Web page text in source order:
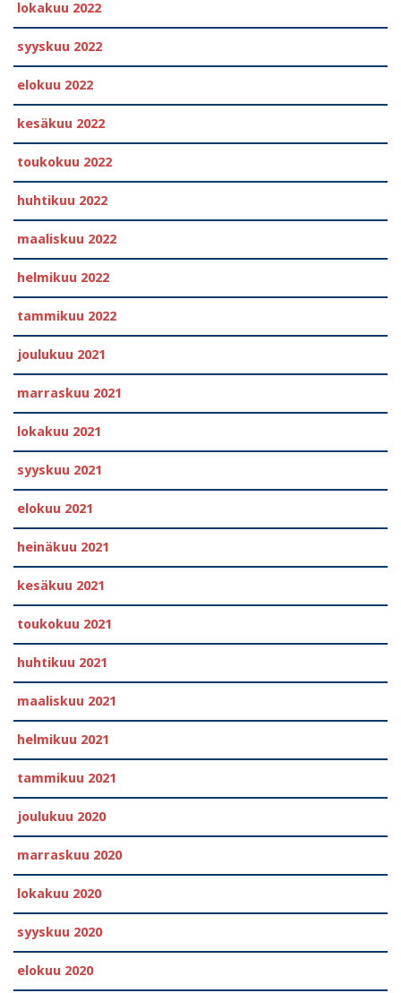
lokakuu 2022
syyskuu 2022
elokuu 2022
kesäkuu 2022
toukokuu 2022
huhtikuu 2022
maaliskuu 2022
helmikuu 2022
tammikuu 2022
joulukuu 2021
marraskuu 2021
lokakuu 2021
syyskuu 2021
elokuu 2021
heinäkuu 2021
kesäkuu 2021
toukokuu 2021
huhtikuu 2021
maaliskuu 2021
helmikuu 2021
tammikuu 2021
joulukuu 2020
marraskuu 2020
lokakuu 2020
syyskuu 2020
elokuu 2020